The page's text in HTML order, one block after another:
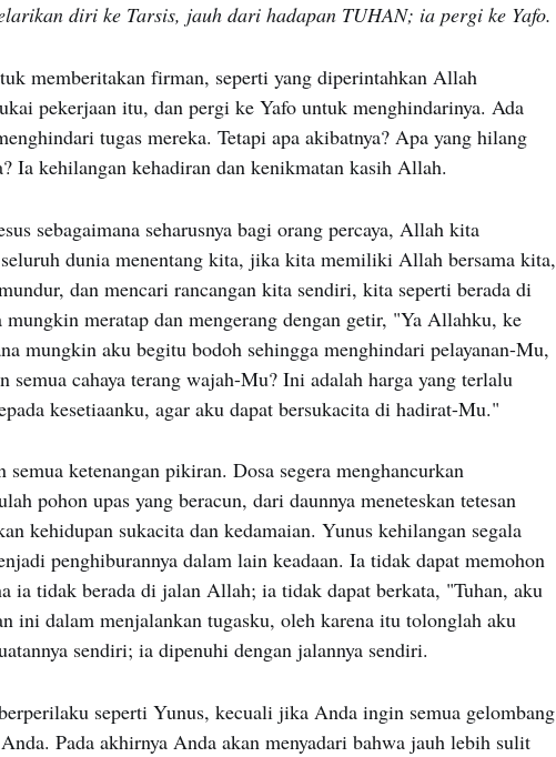
diri ke Tarsis, jauh dari hadapan TUHAN; ia pergi ke Yafo.
memberitakan firman, seperti yang diperintahkan Allah
pekerjaan itu, dan pergi ke Yafo untuk menghindarinya. Ada
tugas mereka. Tetapi apa akibatnya? Apa yang hilang
Ia kehilangan kehadiran dan kenikmatan kasih Allah.
sebagaimana seharusnya bagi orang percaya, Allah kita
dunia menentang kita, jika kita memiliki Allah bersama kita,
dan mencari rancangan kita sendiri, kita seperti berada di
meratap dan mengerang dengan getir, "Ya Allahku, ke
mungkin aku begitu bodoh sehingga menghindari pelayanan-Mu,
semua cahaya terang wajah-Mu? Ini adalah harga yang terlalu
kesetiaanku, agar aku dapat bersukacita di hadirat-Mu."
ketenangan pikiran. Dosa segera menghancurkan
pohon upas yang beracun, dari daunnya meneteskan tetesan
kehidupan sukacita dan kedamaian. Yunus kehilangan segala
penghiburannya dalam lain keadaan. Ia tidak dapat memohon
ia tidak berada di jalan Allah; ia tidak dapat berkata, "Tuhan, aku
ini dalam menjalankan tugasku, oleh karena itu tolonglah aku
sendiri; ia dipenuhi dengan jalannya sendiri.
seperti Yunus, kecuali jika Anda ingin semua gelombang
Pada akhirnya Anda akan menyadari bahwa jauh lebih sulit